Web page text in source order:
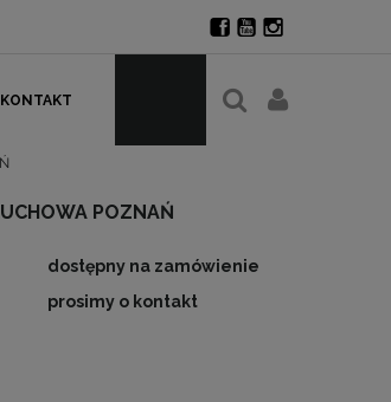
KONTAKT
POZNAŃ
dostępny na zamówienie
prosimy o kontakt